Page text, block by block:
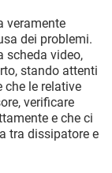
veramente
dei problemi.
scheda video,
stando attenti
che le relative
verificare
e che ci
tra dissipatore e